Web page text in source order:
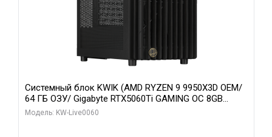
Системный блок KWIK (AMD RYZEN 9 9950X3D OEM/
64 ГБ ОЗУ/ Gigabyte RTX5060Ti GAMING OC 8GB
GDDR7 128bit 3xDP H/ 1 ТБ SSD)
Модель: KW-Live0060